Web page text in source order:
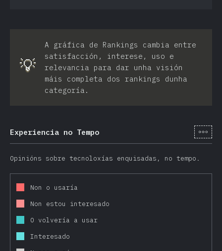
💡
A gráfica de Rankings cambia entre
satisfacción, interese, uso e
relevancia para dar unha visión
máis completa dos rankings dunha
categoría.
Experiencia no Tempo [gl-
Opinións sobre tecnoloxías enquisadas, no tempo.
Non o usaría
Non estou interesado
O volvería a usar
Interesado